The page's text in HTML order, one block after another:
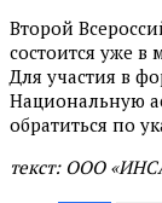
Второй
состоится уже в
Для участия в
Национальную
обратиться по
текст: ООО